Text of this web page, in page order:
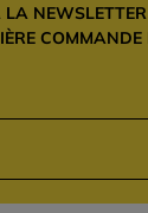
NEWSLETTER